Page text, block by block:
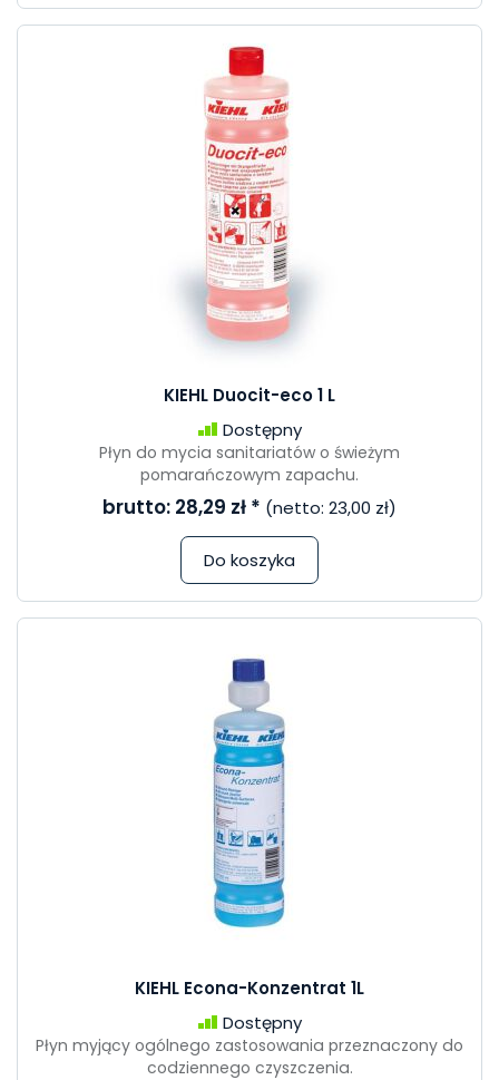
KIEHL Duocit-eco 1 L
Dostępny
Płyn do mycia sanitariatów o świeżym
pomarańczowym zapachu.
brutto: 28,29 zł * (netto: 23,00 zł)
Do koszyka
KIEHL Econa-Konzentrat 1L
Dostępny
Płyn myjący ogólnego zastosowania przeznaczony do
codziennego czyszczenia.